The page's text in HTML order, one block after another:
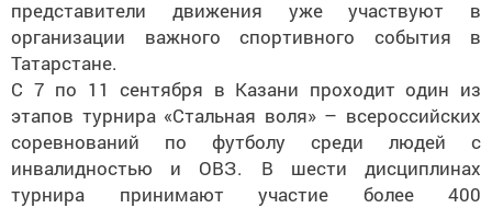
представители движения уже участвуют в
организации важного спортивного события в
Татарстане.
С 7 по 11 сентября в Казани проходит один из
этапов турнира «Стальная воля» – всероссийских
соревнований по футболу среди людей с
инвалидностью и ОВЗ. В шести дисциплинах
турнира принимают участие более 400